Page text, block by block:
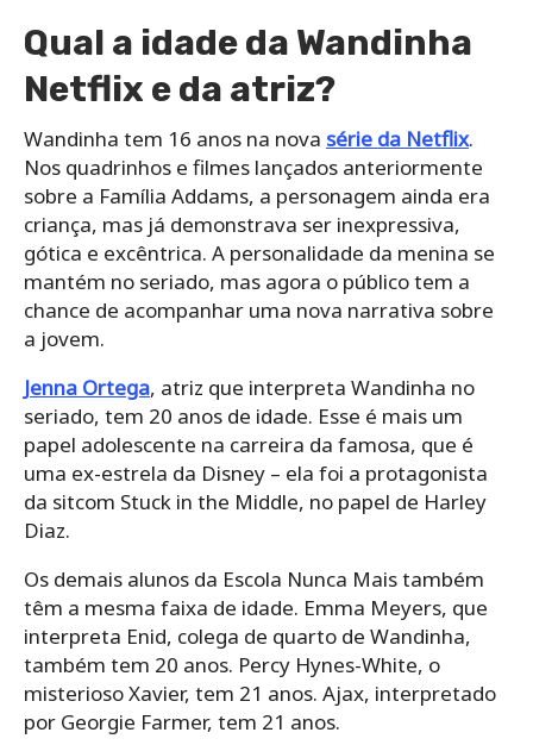
Qual a idade da Wandinha
Netflix e da atriz?
Wandinha tem 16 anos na nova série da Netflix.
Nos quadrinhos e filmes lançados anteriormente
sobre a Família Addams, a personagem ainda era
criança, mas já demonstrava ser inexpressiva,
gótica e excêntrica. A personalidade da menina se
mantém no seriado, mas agora o público tem a
chance de acompanhar uma nova narrativa sobre
a jovem.
Jenna Ortega, atriz que interpreta Wandinha no
seriado, tem 20 anos de idade. Esse é mais um
papel adolescente na carreira da famosa, que é
uma ex-estrela da Disney – ela foi a protagonista
da sitcom Stuck in the Middle, no papel de Harley
Diaz.
Os demais alunos da Escola Nunca Mais também
têm a mesma faixa de idade. Emma Meyers, que
interpreta Enid, colega de quarto de Wandinha,
também tem 20 anos. Percy Hynes-White, o
misterioso Xavier, tem 21 anos. Ajax, interpretado
por Georgie Farmer, tem 21 anos.